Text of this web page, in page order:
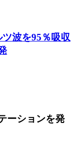
波を95％吸収
ーションを発